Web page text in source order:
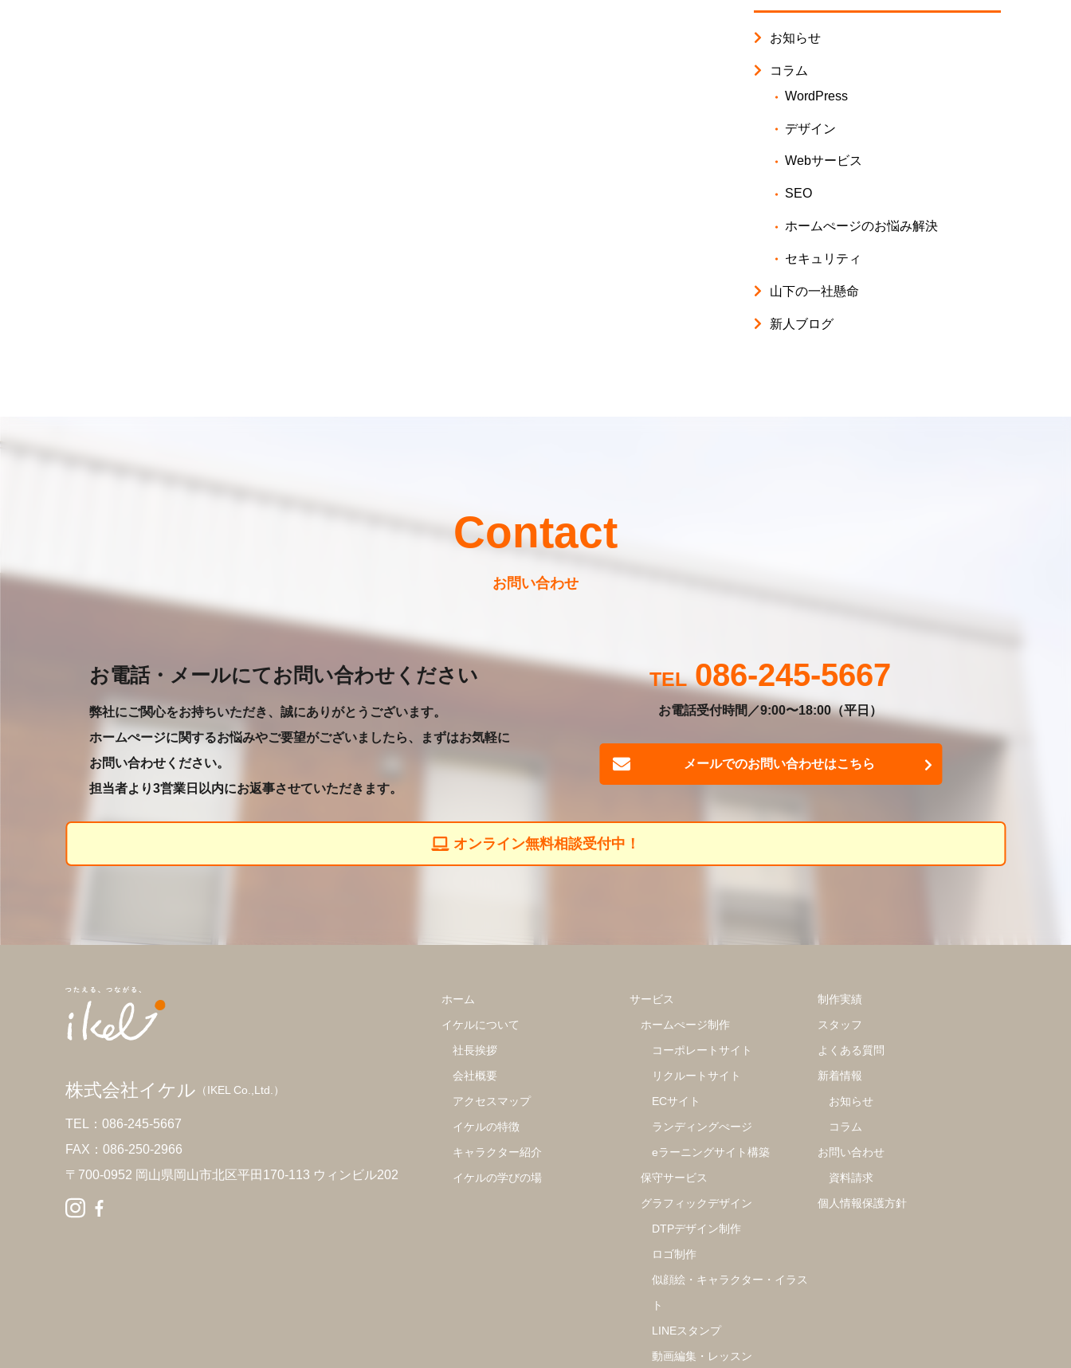
お知らせ
コラム
WordPress
デザイン
Webサービス
SEO
ホームぺージのお悩み解決
セキュリティ
山下の一社懸命
新人ブログ
Contact
お問い合わせ
お電話・メールにてお問い合わせください
弊社にご関心をお持ちいただき、誠にありがとうございます。
ホームぺージに関するお悩みやご要望がございましたら、まずはお気軽に
お問い合わせください。
担当者より3営業日以内にお返事させていただきます。
086-245-5667
お電話受付時間／9:00〜18:00（平日）
メールでのお問い合わせはこちら
オンライン無料相談受付中！
株式会社イケル （IKEL Co.,Ltd.）
TEL：086-245-5667
FAX：086-250-2966
〒700-0952 岡山県岡山市北区平田170-113 ウィンビル202
ホーム
イケルについて
社長挨拶
会社概要
アクセスマップ
イケルの特徴
キャラクター紹介
イケルの学びの場
サービス
ホームぺージ制作
コーポレートサイト
リクルートサイト
ECサイト
ランディングぺージ
eラーニングサイト構築
保守サービス
グラフィックデザイン
DTPデザイン制作
ロゴ制作
似顔絵・キャラクター・イラス
ト
LINEスタンプ
動画編集・レッスン
制作実績
スタッフ
よくある質問
新着情報
お知らせ
コラム
お問い合わせ
資料請求
個人情報保護方針